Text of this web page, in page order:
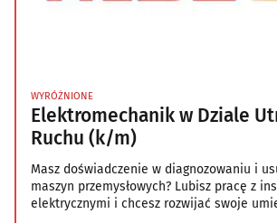
WYRÓŻNIONE
Elektromechanik w Dziale
Ruchu (k/m)
Masz doświadczenie w diagnozowaniu i
maszyn przemysłowych? Lubisz pracę z
elektrycznymi i chcesz rozwijać swoje